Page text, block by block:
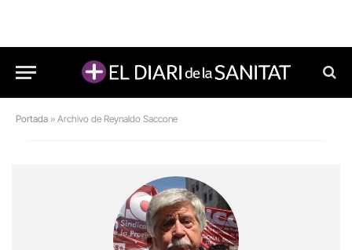
Portada » Archivo de Reynaldo Saccone